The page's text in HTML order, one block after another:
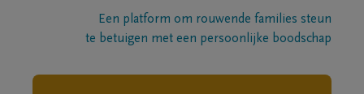
Een platform om rouwende families steun
te betuigen met een persoonlijke boodschap